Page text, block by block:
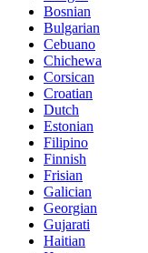
Bosnian
Bulgarian
Cebuano
Chichewa
Corsican
Croatian
Dutch
Estonian
Filipino
Finnish
Frisian
Galician
Georgian
Gujarati
Haitian